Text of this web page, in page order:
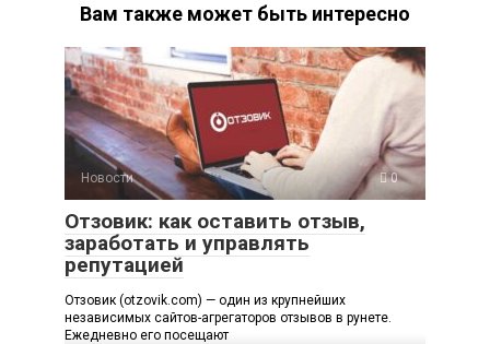
Вам также может быть интересно
Новости 0
Отзовик: как оставить отзыв,
заработать и управлять
репутацией
Отзовик (otzovik.com) — один из крупнейших
независимых сайтов-агрегаторов отзывов в рунете.
Ежедневно его посещают